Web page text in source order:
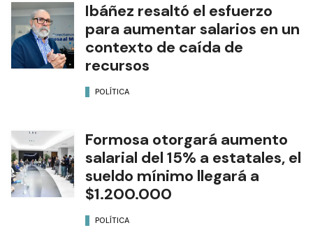
Ibáñez resaltó el esfuerzo
para aumentar salarios en un
contexto de caída de
recursos
POLÍTICA
Formosa otorgará aumento
salarial del 15% a estatales, el
sueldo mínimo llegará a
$1.200.000
POLÍTICA